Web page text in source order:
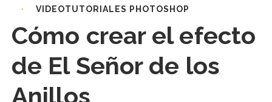
VIDEOTUTORIALES PHOTOSHOP
Cómo crear el efecto
de El Señor de los
Anillos